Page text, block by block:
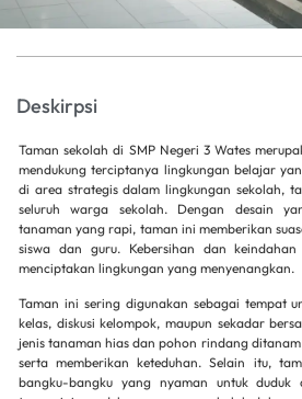
Deskirpsi
Taman sekolah di SMP Negeri 3 Wates
mendukung terciptanya lingkungan belajar
di area strategis dalam lingkungan sekolah,
seluruh warga sekolah.
Dengan desain
tanaman yang rapi, taman ini memberikan
siswa dan guru.
Kebersihan dan
menciptakan lingkungan yang menyenangkan.
Taman ini sering digunakan sebagai tempat
kelas, diskusi kelompok, maupun sekadar
jenis tanaman hias dan pohon rindang
serta memberikan keteduhan. Selain itu,
bangku-bangku yang nyaman untuk duduk